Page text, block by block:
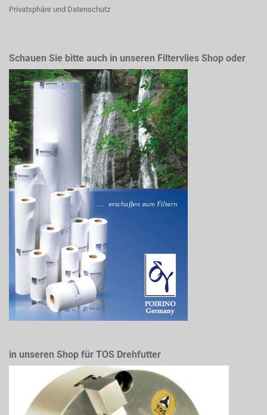
Privatsphäre und Datenschutz
Schauen Sie bitte auch in unseren Filtervlies Shop oder
in unseren Shop für TOS Drehfutter